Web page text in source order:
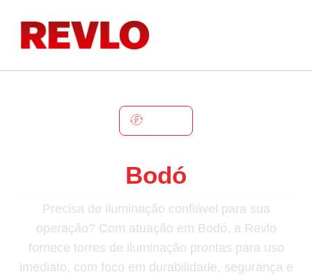
Bodó
Precisa de iluminação confiável para sua
operação? Com atuação em Bodó, a Revlo
fornece torres de iluminação prontas para uso
imediato, com foco em durabilidade, segurança e